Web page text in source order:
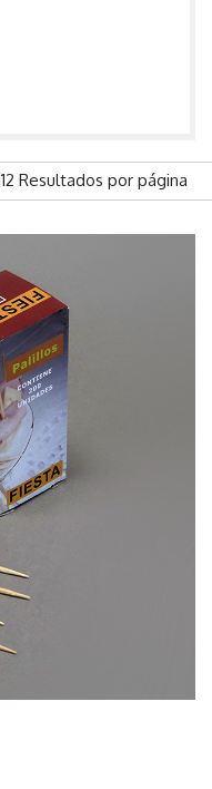
12 Resultados por página